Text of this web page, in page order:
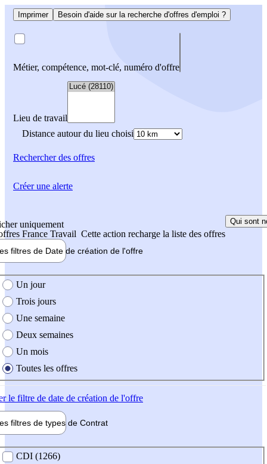
Imprimer Besoin d'aide sur la recherche d'offres d'emploi ?
Métier, compétence, mot-clé, numéro d'offre
Lieu de travail
Distance autour du lieu choisi
Rechercherdes offres
uniquement
France Travail Cette action recharge la liste des offres
Qui sont
filtres de Date de création de l'offre
création de l'offre
Un jour
Trois jours
Une semaine
Deux semaines
Un mois
Toutes les offres
le filtre de date de création de l'offre
filtres de types de Contrat
contrat
CDI (1266)
Créer une alerte